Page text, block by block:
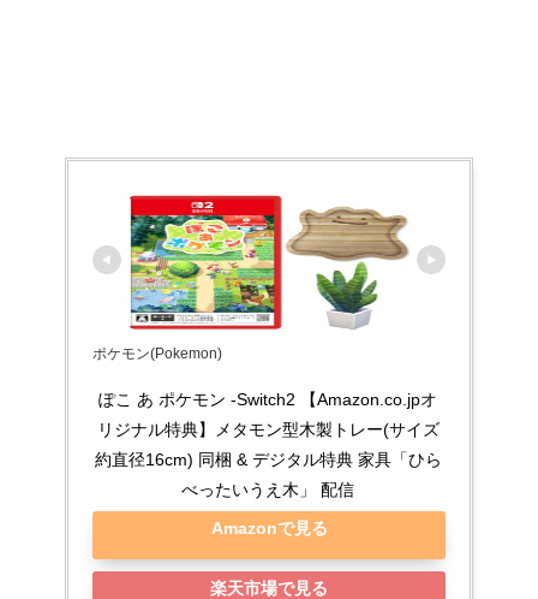
ポケモン(Pokemon)
ぽこ あ ポケモン -Switch2 【Amazon.co.jpオ
リジナル特典】メタモン型木製トレー(サイズ
約直径16cm) 同梱 & デジタル特典 家具「ひら
べったいうえ木」 配信
Amazonで見る
楽天市場で見る